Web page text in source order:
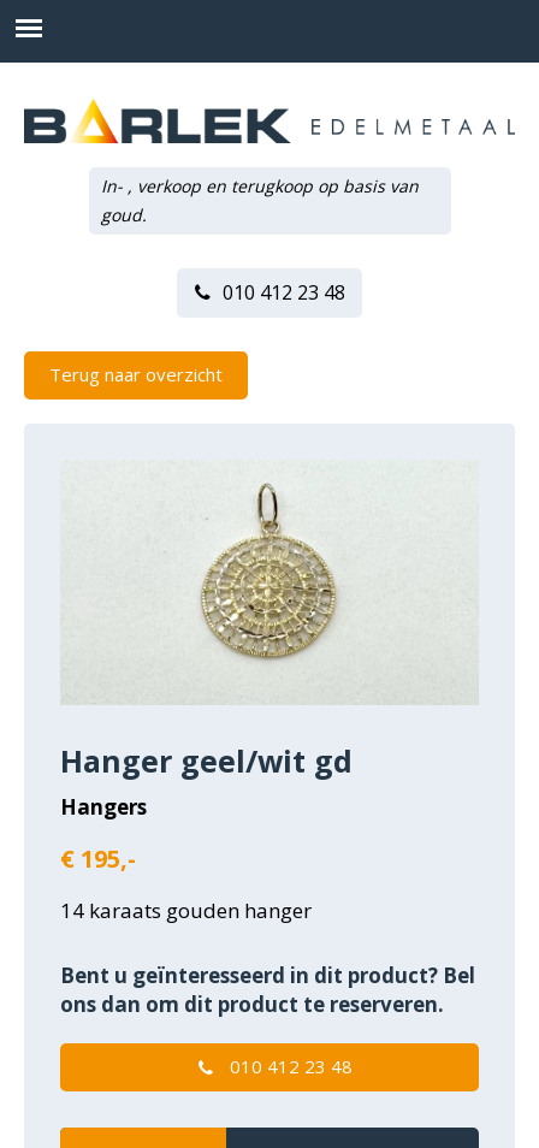
In- , verkoop en terugkoop op basis van
goud.
010 412 23 48
Terug naar overzicht
Hanger geel/wit gd
Hangers
€ 195,-
14 karaats gouden hanger
Bent u geïnteresseerd in dit product? Bel
ons dan om dit product te reserveren.
010 412 23 48